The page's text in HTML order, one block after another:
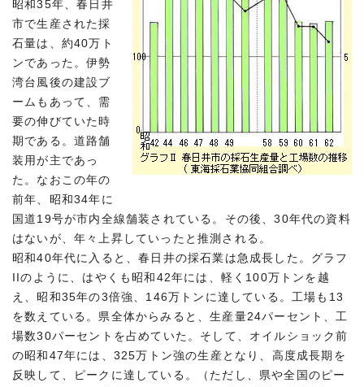
昭和35年、春日井
市で生産された採
石量は、約40万ト
ンであった。伊勢
湾台風後の建設ブ
ームもあって、需
要の伸びていた時
期である。道路舗
装用が主であっ
た。なおこの年の
前年、昭和34年に
国道19号が市内全線舗装されている。その後、30年代の資料
はないが、年々上昇していったと推測される。
昭和40年代に入ると、春日井の採石業は急成長した。グラフ
IIのように、はやくも昭和42年には、軽く100万トンを越
え、昭和35年の3倍強、146万トンに達している。工場も13
を数えている。県全体からみると、生産量24パーセント、工
場数30パーセントを占めていた。そして、オイルショック前
の昭和47年には、325万トン強の生産となり、高度成長期を
反映して、ピークに達している。（ただし、県や全国のピー